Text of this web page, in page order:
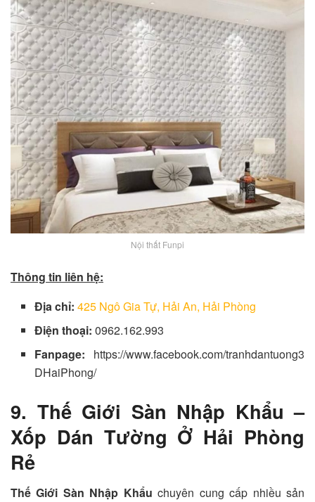
Nội thất Funpi
Thông tin liên hệ:
Địa chỉ:425 Ngô Gia Tự, Hải An, Hải Phòng
Điện thoại:0962.162.993
Fanpage: https://www.facebook.com/tranhdantuong3
DHaiPhong/
9. Thế Giới Sàn Nhập Khẩu –
Xốp Dán Tường Ở Hải Phòng
Rẻ
Thế Giới Sàn Nhập Khẩuchuyên cung cấp nhiều sản